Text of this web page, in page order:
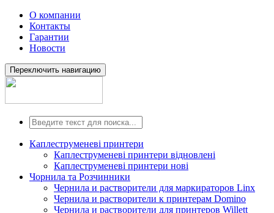
О компании
Контакты
Гарантии
Новости
Переключить навигацию
Каплеструменеві принтери
Каплеструменеві принтери відновлені
Каплеструменеві принтери нові
Чорнила та Розчинники
Чернила и растворители для маркираторов Linx
Чернила и растворители к принтерам Domino
Чернила и растворители для принтеров Willett